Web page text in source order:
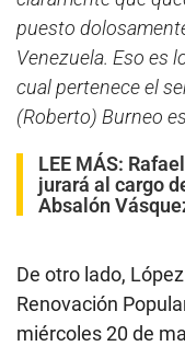
puesto
Venezuela. Eso es
cual pertenece el
(Roberto) Burneo
LEE MÁS:
jurará al cargo
Absalón
De otro lado,
Renovación
miércoles 20 de